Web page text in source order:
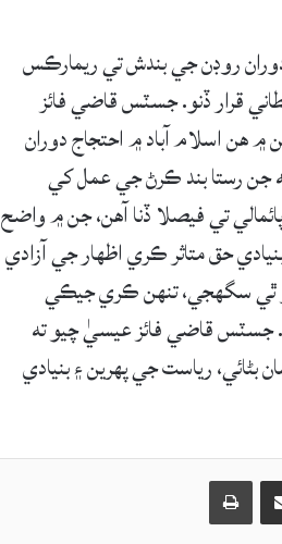
روڊن جي بندش تي ريمارڪس
قرار ڏنو. جسٽس قاضي فائز
هن اسلام آباد ۾ احتجاج دوران
جن رستا بند ڪرڻ جي عمل کي
تي فيصلا ڏنا آهن، جن ۾ واضح
حق متاثر ڪري اظهار جي آزادي
ٿي سگهجي، تنهن ڪري جيڪي
جسٽس قاضي فائز عيسيٰ چيو ته
رياست جي پهرين ۽ بنيادي
حصيداري ڪريو اي ميل ذريعي